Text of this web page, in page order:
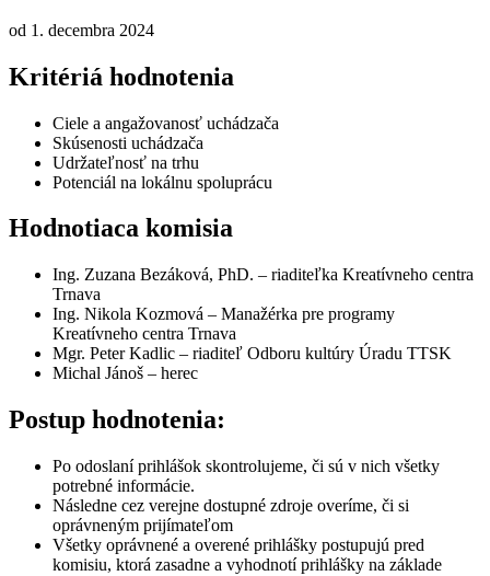
od 1. decembra 2024
Kritériá hodnotenia
Ciele a angažovanosť uchádzača
Skúsenosti uchádzača
Udržateľnosť na trhu
Potenciál na lokálnu spoluprácu
Hodnotiaca komisia
Ing. Zuzana Bezáková, PhD. – riaditeľka Kreatívneho centra
Trnava
Ing. Nikola Kozmová – Manažérka pre programy
Kreatívneho centra Trnava
Mgr. Peter Kadlic – riaditeľ Odboru kultúry Úradu TTSK
Michal Jánoš – herec
Postup hodnotenia:
Po odoslaní prihlášok skontrolujeme, či sú v nich všetky
potrebné informácie.
Následne cez verejne dostupné zdroje overíme, či si
oprávneným prijímateľom
Všetky oprávnené a overené prihlášky postupujú pred
komisiu, ktorá zasadne a vyhodnotí prihlášky na základe